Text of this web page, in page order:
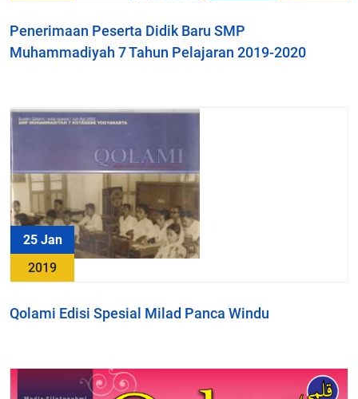
Penerimaan Peserta Didik Baru SMP
Muhammadiyah 7 Tahun Pelajaran 2019-2020
25 Jan
2019
Qolami Edisi Spesial Milad Panca Windu